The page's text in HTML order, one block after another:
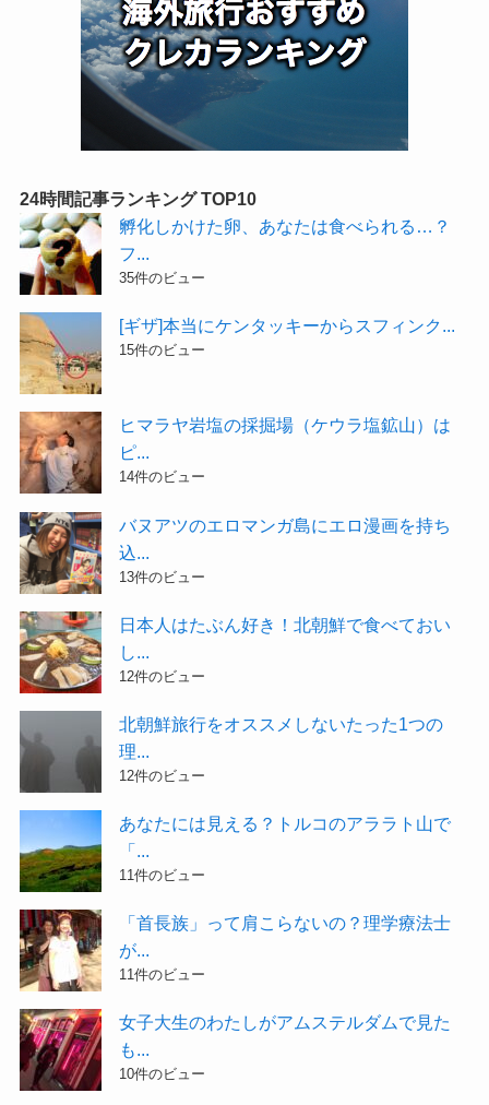
24時間記事ランキング TOP10
孵化しかけた卵、あなたは食べられる…？
フ...
35件のビュー
[ギザ]本当にケンタッキーからスフィンク...
15件のビュー
ヒマラヤ岩塩の採掘場（ケウラ塩鉱山）は
ピ...
14件のビュー
バヌアツのエロマンガ島にエロ漫画を持ち
込...
13件のビュー
日本人はたぶん好き！北朝鮮で食べておい
し...
12件のビュー
北朝鮮旅行をオススメしないたった1つの
理...
12件のビュー
あなたには見える？トルコのアララト山で
「...
11件のビュー
「首長族」って肩こらないの？理学療法士
が...
11件のビュー
女子大生のわたしがアムステルダムで見た
も...
10件のビュー